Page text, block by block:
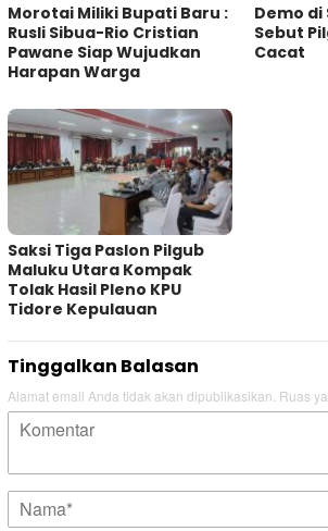
Morotai Miliki Bupati Baru :
Rusli Sibua-Rio Cristian
Pawane Siap Wujudkan
Harapan Warga
Demo di
Sebut
Cacat
Saksi Tiga Paslon Pilgub
Maluku Utara Kompak
Tolak Hasil Pleno KPU
Tidore Kepulauan
Tinggalkan Balasan
Alamat email Anda tidak akan dipublikasikan. Ruas